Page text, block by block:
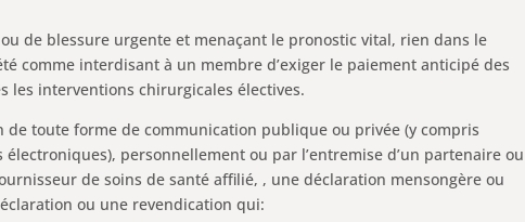
de blessure urgente et menaçant le pronostic vital, rien dans le
comme interdisant à un membre d’exiger le paiement anticipé des
les interventions chirurgicales électives.
de toute forme de communication publique ou privée (y compris
personnellement ou par l’entremise d’un partenaire ou
de soins de santé affilié, , une déclaration mensongère ou
ou une revendication qui: